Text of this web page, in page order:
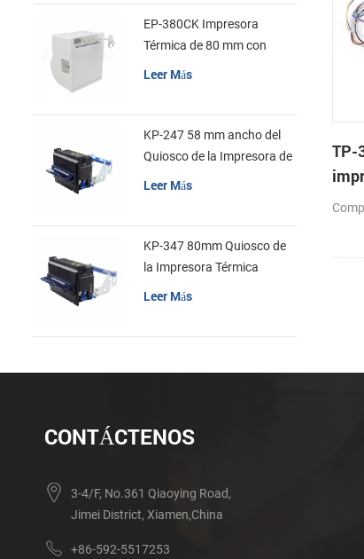
TP-
EP-380CK Impresora
Térmica de 80 mm con
Leer Más
KP-247 58 mm ancho del
Quiosco de la Impresora de
Leer Más
KP-347 80mm Quiosco de
la Impresora Térmica
Leer Más
CONTÁCTENOS
3-4/F, No.361 Qiaoying Road,
Jimei District, Xiamen,China
+86-592-5517253